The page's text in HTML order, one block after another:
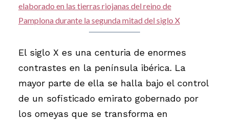
elaborado en las tierras riojanas del reino de
Pamplona durante la segunda mitad del siglo X
El siglo X es una centuria de enormes
contrastes en la península ibérica. La
mayor parte de ella se halla bajo el control
de un sofisticado emirato gobernado por
los omeyas que se transforma en